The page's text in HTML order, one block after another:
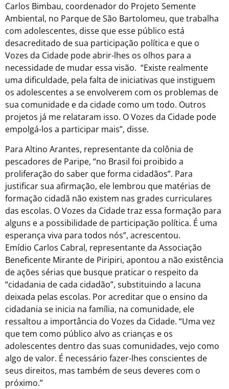
Carlos Bimbau, coordenador do Projeto Semente
Ambiental, no Parque de São Bartolomeu, que trabalha
com adolescentes, disse que esse público está
desacreditado de sua participação política e que o
Vozes da Cidade pode abrir-lhes os olhos para a
necessidade de mudar essa visão. “Existe realmente
uma dificuldade, pela falta de iniciativas que instiguem
os adolescentes a se envolverem com os problemas de
sua comunidade e da cidade como um todo. Outros
projetos já me relataram isso. O Vozes da Cidade pode
empolgá-los a participar mais”, disse.
Para Altino Arantes, representante da colônia de
pescadores de Paripe, “no Brasil foi proibido a
proliferação do saber que forma cidadãos”. Para
justificar sua afirmação, ele lembrou que matérias de
formação cidadã não existem nas grades curriculares
das escolas. O Vozes da Cidade traz essa formação para
alguns e a possibilidade de participação política. É uma
esperança viva para todos nós”, acrescentou.
Emídio Carlos Cabral, representante da Associação
Beneficente Mirante de Piripiri, apontou a não existência
de ações sérias que busque praticar o respeito da
“cidadania de cada cidadão”, substituindo a lacuna
deixada pelas escolas. Por acreditar que o ensino da
cidadania se inicia na família, na comunidade, ele
ressaltou a importância do Vozes da Cidade. “Uma vez
que tem como público alvo as crianças e os
adolescentes dentro das suas comunidades, vejo como
algo de valor. É necessário fazer-lhes conscientes de
seus direitos, mas também de seus deveres com o
próximo.”